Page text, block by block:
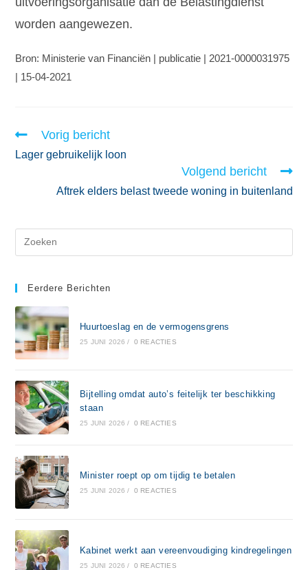
worden aangewezen.
Bron: Ministerie van Financiën | publicatie | 2021-0000031975
| 15-04-2021
Vorig bericht
Lager gebruikelijk loon
Volgend bericht
Aftrek elders belast tweede woning in buitenland
Eerdere Berichten
Huurtoeslag en de vermogensgrens
25 JUNI 2026 / 0 REACTIES
Bijtelling omdat auto’s feitelijk ter beschikking
staan
25 JUNI 2026 / 0 REACTIES
Minister roept op om tijdig te betalen
25 JUNI 2026 / 0 REACTIES
Kabinet werkt aan vereenvoudiging kindregelingen
25 JUNI 2026 / 0 REACTIES